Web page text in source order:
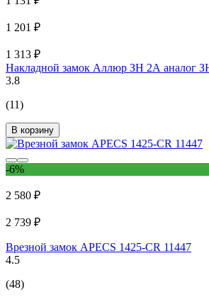
1 201 ₽
1 313 ₽
Накладной замок Аллюр ЗН 2А аналог
3.8
(11)
В корзину
-6%
2 580 ₽
2 739 ₽
Врезной замок APECS 1425-CR 11447
4.5
(48)